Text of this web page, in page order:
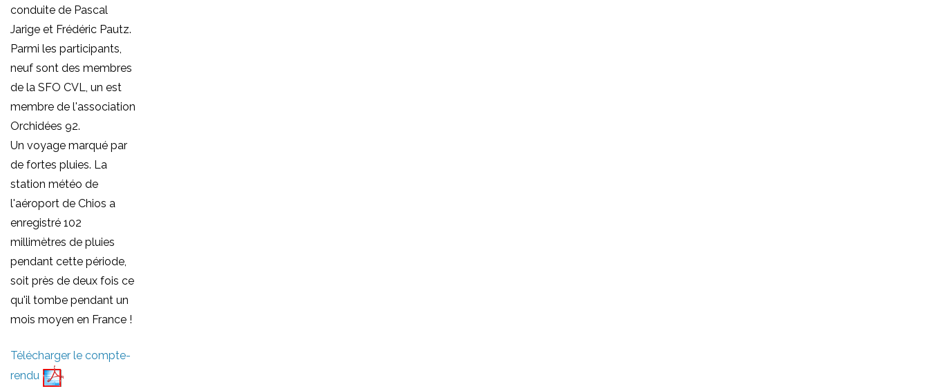
conduite de Pascal
Jarige et Frédéric Pautz.
Parmi les participants,
neuf sont des membres
de la SFO CVL, un est
membre de l'association
Orchidées 92.
Un voyage marqué par
de fortes pluies. La
station météo de
l'aéroport de Chios a
enregistré 102
millimètres de pluies
pendant cette période,
soit près de deux fois ce
qu'il tombe pendant un
mois moyen en France !
Télécharger le compte-
rendu
développer
la
connaissance
et la
protection
des
orchidées
tant
indigènes
qu'exotiques
dans la
région
Centre.
Emanation
locale de la
Société
Française
qui agit au
plan national